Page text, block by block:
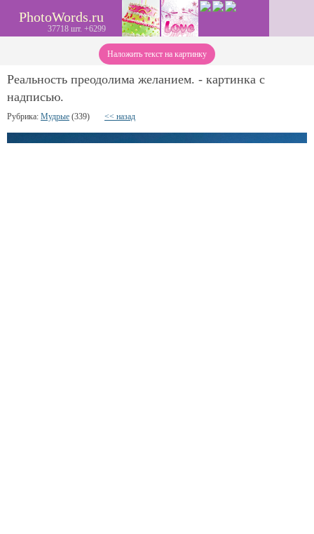
PhotoWords.ru
37718 шт. +6299
Наложить текст на картинку
Реальность преодолима желанием. - картинка с
надписью.
Рубрика: Мудрые (339) << назад